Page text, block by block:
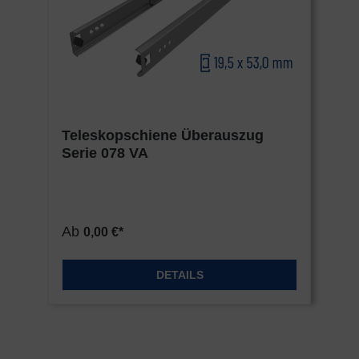
Teleskopschiene Überauszug
Serie 078 VA
Ab 0,00 €*
DETAILS